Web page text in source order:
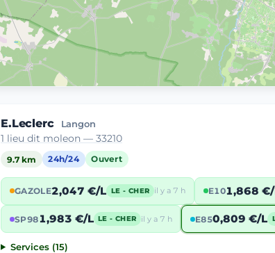
E.Leclerc Langon
1 lieu dit moleon — 33210
9.7 km 24h/24 Ouvert
GAZOLE2,047 €/L LE - CHER il y a 7 h E101,868
SP981,983 €/L LE - CHER il y a 7 h E850,809 €/L
Services (15)